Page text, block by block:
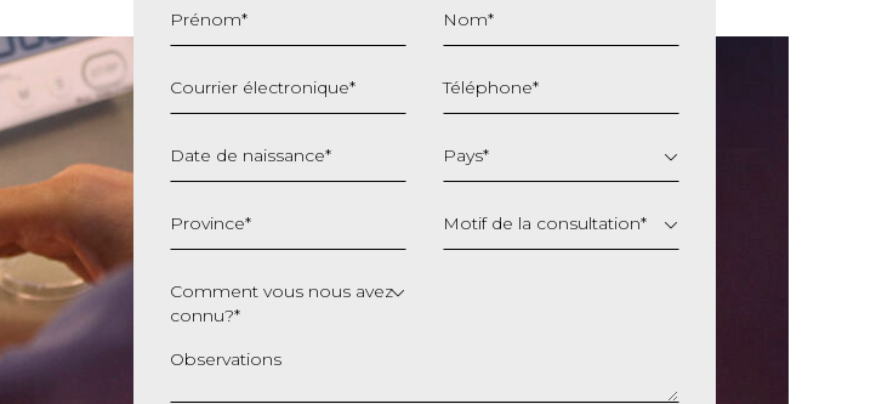
Prénom* Nom*
Courrier électronique* Téléphone*
Date de naissance*
slash
MM
AAAA
Pays*
Province* Motif de la consultation*
Comment vous nous avez
connu?*
Observations